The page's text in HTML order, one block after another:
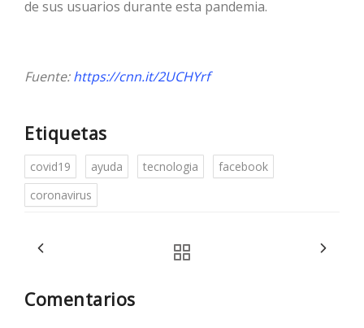
de sus usuarios durante esta pandemia.
Fuente:https://cnn.it/2UCHYrf
Etiquetas
covid19 ayuda tecnologia
facebook
coronavirus
Comentarios